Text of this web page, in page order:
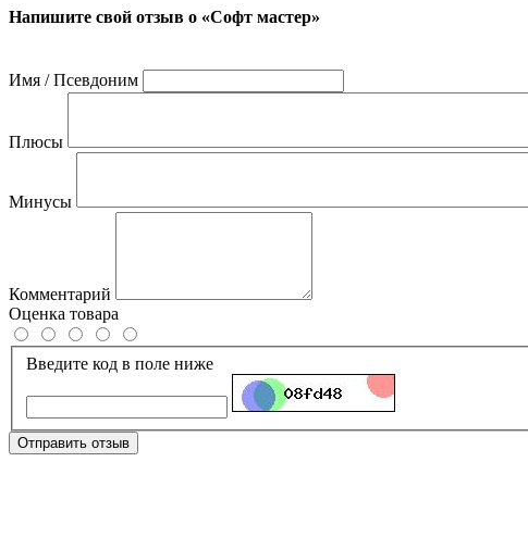
Напишите свой отзыв о «Софт мастер»
Имя / Псевдоним
Плюсы
Минусы
Комментарий
Оценка товара
Введите код в поле ниже
Отправить отзыв